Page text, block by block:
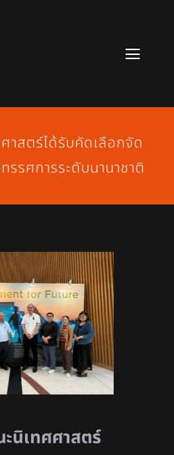
าสตร์ได้รับคัดเลือกจัด
รรศการระดับนานาชาติ
นิเทศศาสตร์